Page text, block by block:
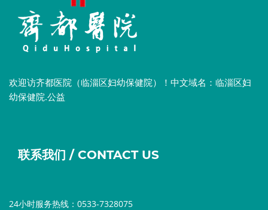
欢迎访齐都医院（临淄区妇幼保健院）！中文域名：临淄区妇
幼保健院.公益
联系我们 / CONTACT US
24小时服务热线：0533-7328075